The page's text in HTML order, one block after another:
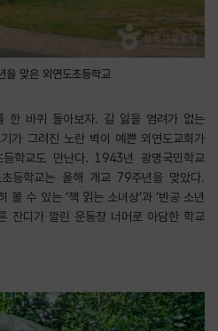
을 맞은 외연도초등학교
한 바퀴 돌아보자. 길 잃을 염려가 없는
가 그려진 노란 벽이 예쁜 외연도교회가
학교도 만난다. 1943년 광명국민학교
등학교는 올해 개교 79주년을 맞았다.
볼 수 있는 ‘책 읽는 소녀상’과 ‘반공 소년
잔디가 깔린 운동장 너머로 아담한 학교